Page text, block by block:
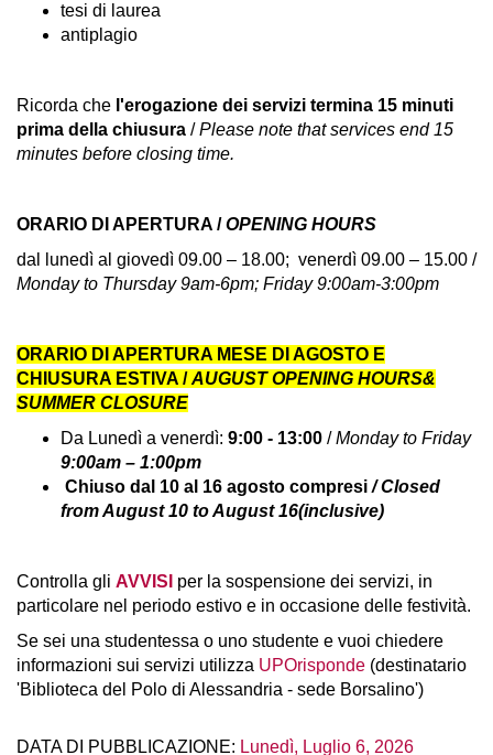
tesi di laurea
antiplagio
Ricorda che l'erogazione dei servizi termina 15 minuti
prima della chiusura /Please note that services end 15
minutes before closing time.
ORARIO DI APERTURA /OPENING HOURS
dal lunedì al giovedì 09.00 – 18.00; venerdì 09.00 – 15.00 /
Monday to Thursday 9am-6pm; Friday 9:00am-3:00pm
ORARIO DI APERTURA MESE DI AGOSTO E
CHIUSURA ESTIVA /AUGUST OPENING HOURS&
SUMMER CLOSURE
Da Lunedì a venerdì: 9:00 - 13:00 /Monday to Friday
9:00am – 1:00pm
Chiuso dal 10 al 16 agosto compresi /Closed
from August 10 to August 16(inclusive)
Controlla gli AVVISI per la sospensione dei servizi, in
particolare nel periodo estivo e in occasione delle festività.
Se sei una studentessa o uno studente e vuoi chiedere
informazioni sui servizi utilizza UPOrisponde (destinatario
'Biblioteca del Polo di Alessandria - sede Borsalino')
DATA DI PUBBLICAZIONE: Lunedì, Luglio 6, 2026